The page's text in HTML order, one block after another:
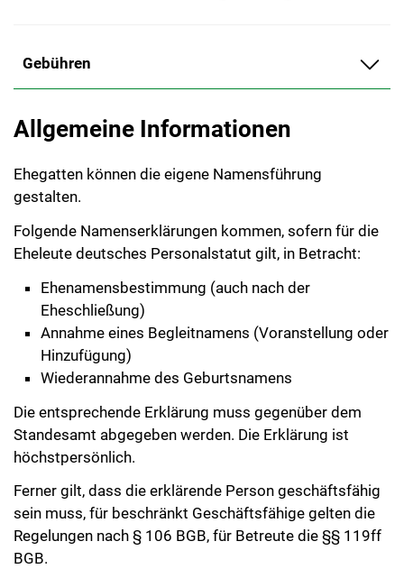
Gebühren
Allgemeine Informationen
Ehegatten können die eigene Namensführung
gestalten.
Folgende Namenserklärungen kommen, sofern für die
Eheleute deutsches Personalstatut gilt, in Betracht:
Ehenamensbestimmung (auch nach der
Eheschließung)
Annahme eines Begleitnamens (Voranstellung oder
Hinzufügung)
Wiederannahme des Geburtsnamens
Die entsprechende Erklärung muss gegenüber dem
Standesamt abgegeben werden. Die Erklärung ist
höchstpersönlich.
Ferner gilt, dass die erklärende Person geschäftsfähig
sein muss, für beschränkt Geschäftsfähige gelten die
Regelungen nach § 106 BGB, für Betreute die §§ 119ff
BGB.